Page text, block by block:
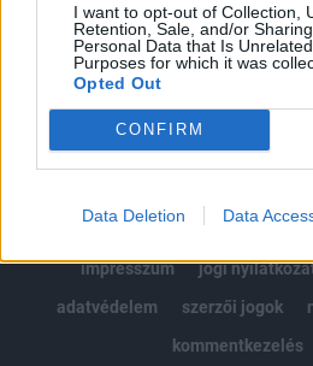
I want to opt-out of Collection,
Retention, Sale, and/or
Personal Data that Is
Purposes for which it was
Opted Out
CONFIRM
Data Deletion Data
MÁR ELŐFIZETŐNK VAGY?
impresszum
jogi
adatvédelem
szerzői jogok
kommentkezelés